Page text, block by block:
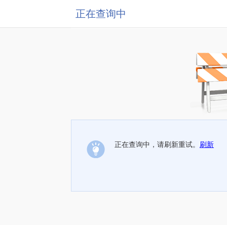
正在查询中
正在查询中，请刷新重试。 刷新